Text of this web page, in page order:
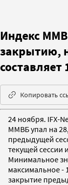
Индекс
закрытию,
составляет
Копировать
24 ноября. IFX-
ММВБ упал на
предыдущей
текущей сессии
Минимальное
максимальное -
закрытие